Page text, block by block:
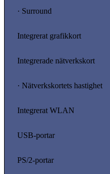
· Surround
Integrerat grafikkort
Integrerade nätverkskort
· Nätverkskortets hastighet
Integrerat WLAN
USB-portar
PS/2-portar